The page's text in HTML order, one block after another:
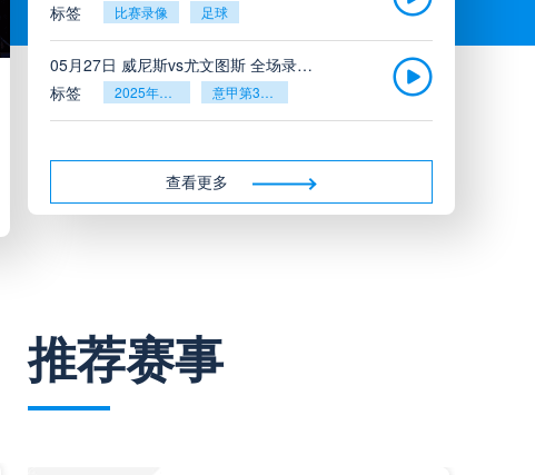
标签
比赛录像 足球
05月27日 威尼斯vs尤文图斯 全场录像回放
标签
2025年5月26日 意甲第38轮
标签
比赛录像 西甲
05月26日 AC米兰vs蒙扎全场录像回放
标签
查看更多
推荐赛事